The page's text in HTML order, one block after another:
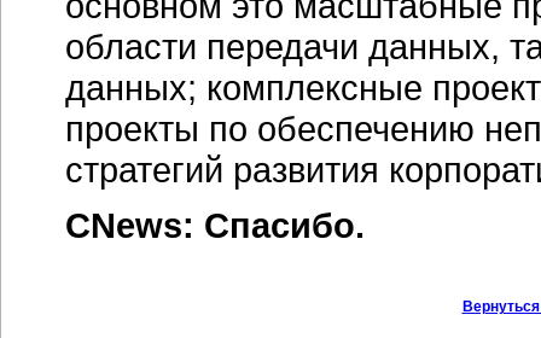
области передачи данных,
данных; комплексные
проекты по обеспечению
стратегий развития
CNews: Спасибо.